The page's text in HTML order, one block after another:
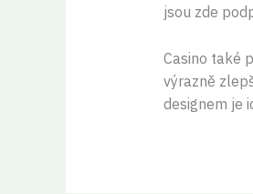
jsou zde
Casino také
výrazně
designem je